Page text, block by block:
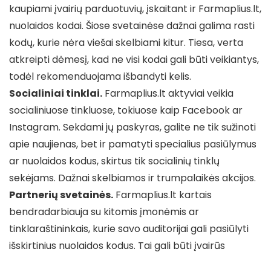
kaupiami įvairių parduotuvių, įskaitant ir Farmaplius.lt,
nuolaidos kodai. Šiose svetainėse dažnai galima rasti
kodų, kurie nėra viešai skelbiami kitur. Tiesa, verta
atkreipti dėmesį, kad ne visi kodai gali būti veikiantys,
todėl rekomenduojama išbandyti kelis.
Socialiniai tinklai. Farmaplius.lt aktyviai veikia
socialiniuose tinkluose, tokiuose kaip Facebook ar
Instagram. Sekdami jų paskyras, galite ne tik sužinoti
apie naujienas, bet ir pamatyti specialius pasiūlymus
ar nuolaidos kodus, skirtus tik socialinių tinklų
sekėjams. Dažnai skelbiamos ir trumpalaikės akcijos.
Partnerių svetainės. Farmaplius.lt kartais
bendradarbiauja su kitomis įmonėmis ar
tinklaraštininkais, kurie savo auditorijai gali pasiūlyti
išskirtinius nuolaidos kodus. Tai gali būti įvairūs